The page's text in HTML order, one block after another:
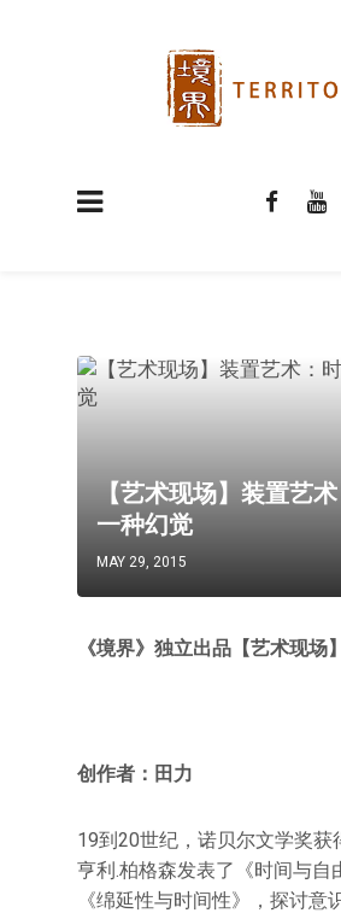
【艺术现场】装置艺
一种幻觉
MAY 29, 2015
《境界》独立出品【艺术现场】
创作者：田力
19到20世纪，诺贝尔文学奖获
亨利.柏格森发表了《时间与自
《绵延性与时间性》，探讨意